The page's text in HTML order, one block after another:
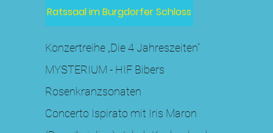
Ratssaal im Burgdorfer Schloss
Konzertreihe „Die 4 Jahreszeiten“
MYSTERIUM - HIF Bibers
Rosenkranzsonaten
Concerto Ispirato mit Iris Maron